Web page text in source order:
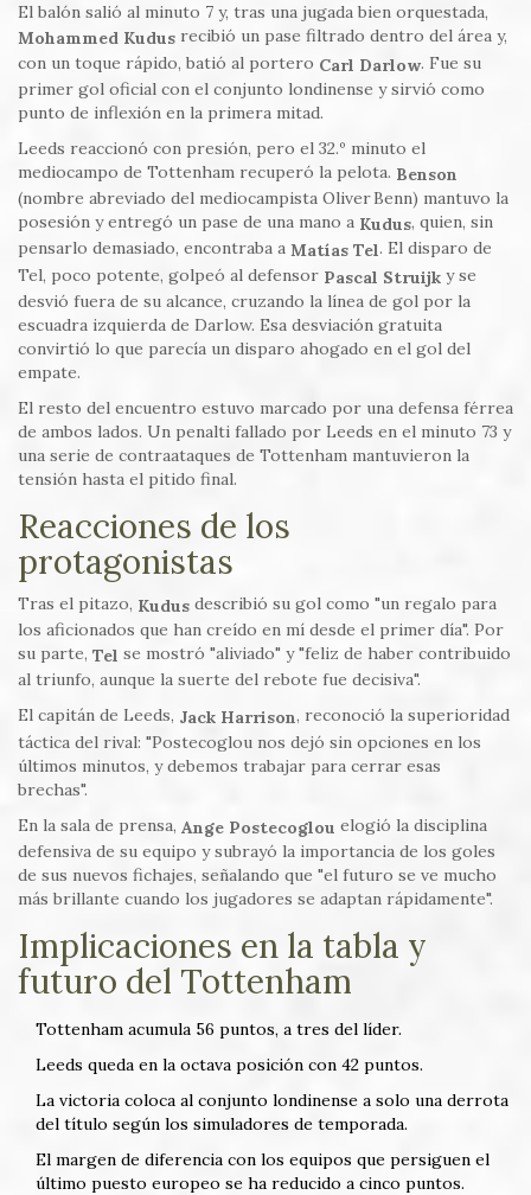
El balón salió al minuto 7 y, tras una jugada bien orquestada,
Mohammed Kudus recibió un pase filtrado dentro del área y,
con un toque rápido, batió al portero Carl Darlow. Fue su
primer gol oficial con el conjunto londinense y sirvió como
punto de inflexión en la primera mitad.
Leeds reaccionó con presión, pero el 32.º minuto el
mediocampo de Tottenham recuperó la pelota. Benson
(nombre abreviado del mediocampista Oliver Benn) mantuvo la
posesión y entregó un pase de una mano a Kudus, quien, sin
pensarlo demasiado, encontraba a Matías Tel. El disparo de
Tel, poco potente, golpeó al defensor Pascal Struijk y se
desvió fuera de su alcance, cruzando la línea de gol por la
escuadra izquierda de Darlow. Esa desviación gratuita
convirtió lo que parecía un disparo ahogado en el gol del
empate.
El resto del encuentro estuvo marcado por una defensa férrea
de ambos lados. Un penalti fallado por Leeds en el minuto 73 y
una serie de contraataques de Tottenham mantuvieron la
tensión hasta el pitido final.
Reacciones de los
protagonistas
Tras el pitazo, Kudus describió su gol como "un regalo para
los aficionados que han creído en mí desde el primer día". Por
su parte, Tel se mostró "aliviado" y "feliz de haber contribuido
al triunfo, aunque la suerte del rebote fue decisiva".
El capitán de Leeds, Jack Harrison, reconoció la superioridad
táctica del rival: "Postecoglou nos dejó sin opciones en los
últimos minutos, y debemos trabajar para cerrar esas
brechas".
En la sala de prensa, Ange Postecoglou elogió la disciplina
defensiva de su equipo y subrayó la importancia de los goles
de sus nuevos fichajes, señalando que "el futuro se ve mucho
más brillante cuando los jugadores se adaptan rápidamente".
Implicaciones en la tabla y
futuro del Tottenham
Tottenham acumula 56 puntos, a tres del líder.
Leeds queda en la octava posición con 42 puntos.
La victoria coloca al conjunto londinense a solo una derrota
del título según los simuladores de temporada.
El margen de diferencia con los equipos que persiguen el
último puesto europeo se ha reducido a cinco puntos.